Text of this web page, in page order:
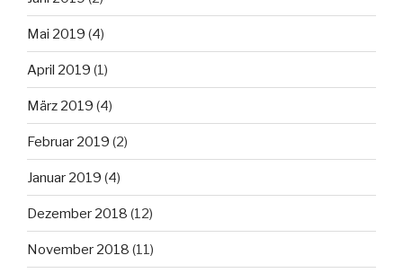
Mai 2019 (4)
April 2019 (1)
März 2019 (4)
Februar 2019 (2)
Januar 2019 (4)
Dezember 2018 (12)
November 2018 (11)